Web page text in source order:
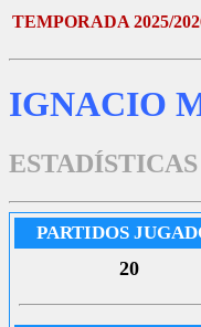
TEMPORADA 2025/
IGNACIO
PARTIDOS
20